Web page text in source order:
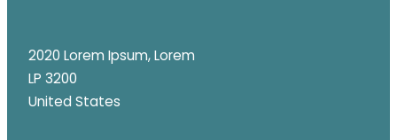
2020 Lorem Ipsum, Lorem
LP 3200
United States